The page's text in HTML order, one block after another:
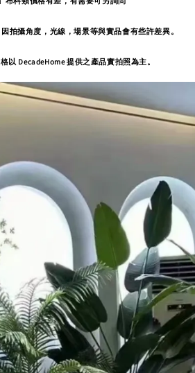
拍攝角度， 光線，場景等與實品會有些許差異。
以 DecadeHome 提供之產品實拍照為主。